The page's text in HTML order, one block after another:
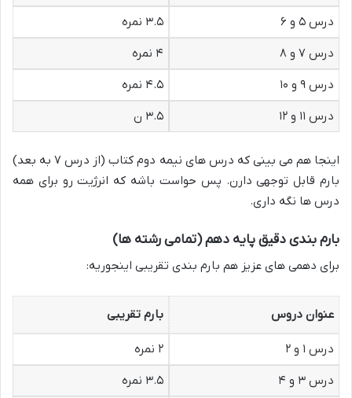
درس ۵ و ۶
۳.۵ نمره
درس ۷ و ۸
۴ نمره
درس ۹ و ۱۰
۴.۵ نمره
درس ۱۱ و ۱۲
۳.۵ ن
اینجا هم می بینی که درس های نیمه دوم کتاب (از درس ۷ به بعد)
بارم قابل توجهی دارن. پس حواست باشه که انرژیت رو برای همه
درس ها نگه داری.
بارم بندی دقیق پایه دهم (تمامی رشته ها)
برای دهمی های عزیز هم بارم بندی تقریبی اینجوریه:
عنوان دروس بارم تقریبی
درس ۱ و ۲
۲ نمره
درس ۳ و ۴
۳.۵ نمره